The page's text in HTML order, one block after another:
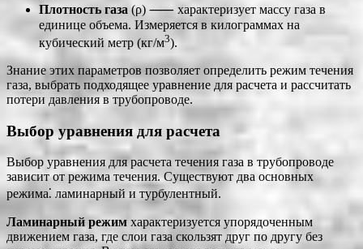
Плотность газа (ρ) ⸺ характеризует массу газа в
единице объема. Измеряется в килограммах на
кубический метр (кг/м3).
Знание этих параметров позволяет определить режим течения
газа, выбрать подходящее уравнение для расчета и рассчитать
потери давления в трубопроводе.
Выбор уравнения для расчета
Выбор уравнения для расчета течения газа в трубопроводе
зависит от режима течения. Существуют два основных
режима⁚ ламинарный и турбулентный.
Ламинарный режим характеризуется упорядоченным
движением газа, где слои газа скользят друг по другу без